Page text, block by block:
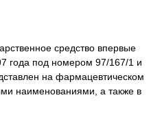
средство впервые
года под номером 97/167/1 и
на фармацевтическом
наименованиями, а также в